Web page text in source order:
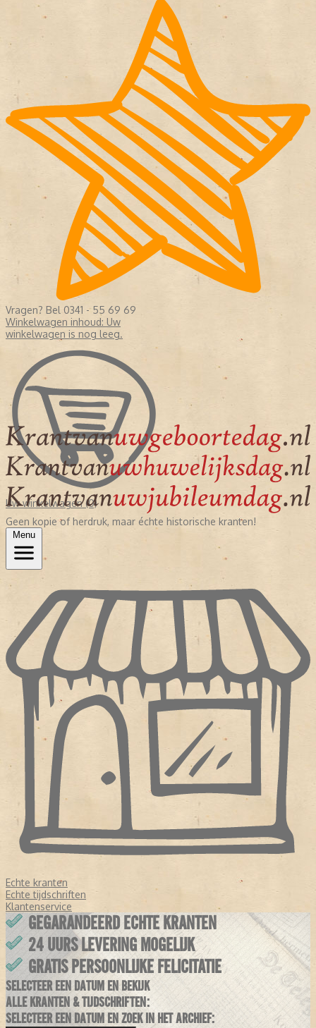
Vragen? Bel 0341 - 55 69 69
Winkelwagen inhoud: Uw
winkelwagen is nog leeg.
Uw winkelwagen (0)
Geen kopie of herdruk, maar échte historische kranten!
Menu
Echte kranten
Echte tijdschriften
Klantenservice
GEGARANDEERD ECHTE KRANTEN
24 UURS LEVERING MOGELIJK
GRATIS PERSOONLIJKE FELICITATIE
SELECTEER EEN DATUM EN BEKIJK
ALLE KRANTEN & TIJDSCHRIFTEN:
SELECTEER EEN DATUM EN ZOEK IN HET ARCHIEF: